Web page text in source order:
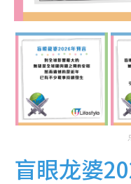
盲眼龙婆